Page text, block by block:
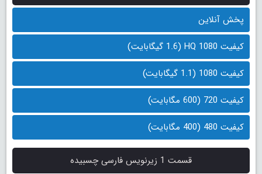
پخش آنلاین
کیفیت 1080 HQ (1.6 گیگابایت)
کیفیت 1080 (1.1 گیگابایت)
کیفیت 720 (600 مگابایت)
کیفیت 480 (400 مگابایت)
قسمت 1 زیرنویس فارسی چسبیده